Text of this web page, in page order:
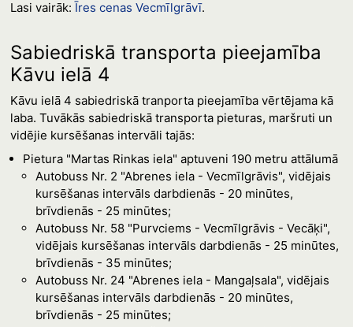
Lasi vairāk:Īres cenas Vecmīlgrāvī.
Sabiedriskā transporta pieejamība
Kāvu ielā 4
Kāvu ielā 4 sabiedriskā tranporta pieejamība vērtējama kā
laba. Tuvākās sabiedriskā transporta pieturas, maršruti un
vidējie kursēšanas intervāli tajās:
Pietura "Martas Rinkas iela" aptuveni 190 metru attālumā
Autobuss Nr. 2 "Abrenes iela - Vecmīlgrāvis", vidējais
kursēšanas intervāls darbdienās - 20 minūtes,
brīvdienās - 25 minūtes;
Autobuss Nr. 58 "Purvciems - Vecmīlgrāvis - Vecāķi",
vidējais kursēšanas intervāls darbdienās - 25 minūtes,
brīvdienās - 35 minūtes;
Autobuss Nr. 24 "Abrenes iela - Mangaļsala", vidējais
kursēšanas intervāls darbdienās - 20 minūtes,
brīvdienās - 25 minūtes;